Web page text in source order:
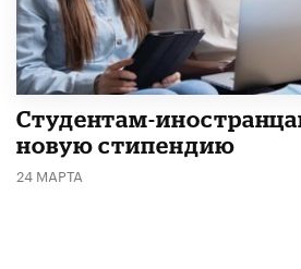
Студентам-
новую стипендию
24 МАРТА